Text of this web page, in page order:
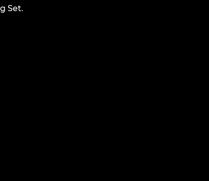
Set.